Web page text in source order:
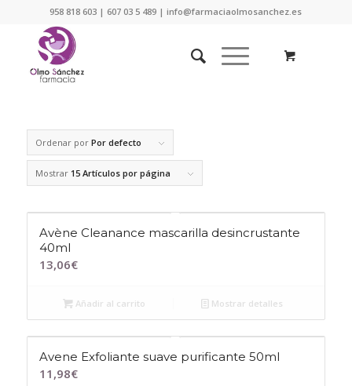
958 818 603 | 607 03 5 489 | info@farmaciaolmosanchez.es
Ordenar por Por defecto
Mostrar 15 Artículos por página
Avène Cleanance mascarilla desincrustante
40ml
13,06€
Añadir al carrito Mostrar detalles
Avene Exfoliante suave purificante 50ml
11,98€